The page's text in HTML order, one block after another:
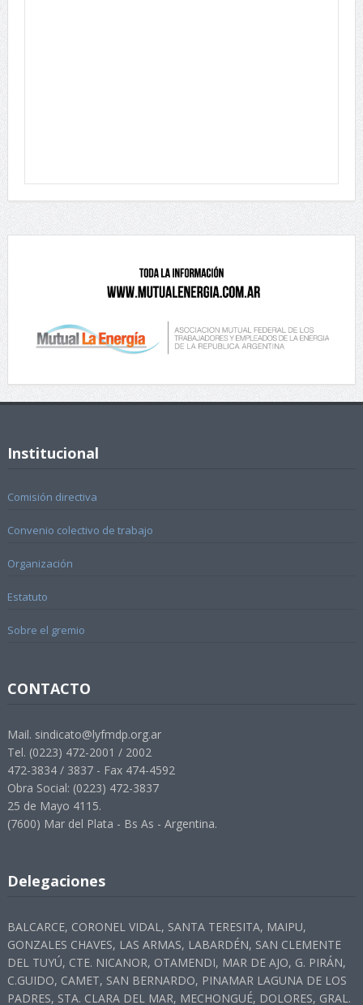
Institucional
Comisión directiva
Convenio colectivo de trabajo
Organización
Estatuto
Sobre el gremio
CONTACTO
Mail. sindicato@lyfmdp.org.ar
Tel. (0223) 472-2001 / 2002
472-3834 / 3837 - Fax 474-4592
Obra Social: (0223) 472-3837
25 de Mayo 4115.
(7600) Mar del Plata - Bs As - Argentina.
Delegaciones
BALCARCE, CORONEL VIDAL, SANTA TERESITA, MAIPU,
GONZALES CHAVES, LAS ARMAS, LABARDÉN, SAN CLEMENTE
DEL TUYÚ, CTE. NICANOR, OTAMENDI, MAR DE AJO, G. PIRÁN,
C.GUIDO, CAMET, SAN BERNARDO, PINAMAR LAGUNA DE LOS
PADRES, STA. CLARA DEL MAR, MECHONGUÉ, DOLORES, GRAL.